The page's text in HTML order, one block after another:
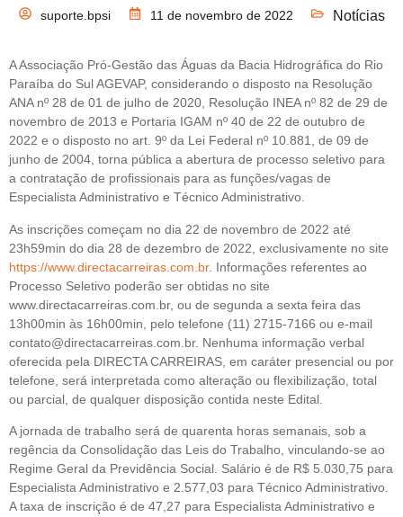
suporte.bpsi 11 de novembro de 2022 Notícias
A Associação Pró-Gestão das Águas da Bacia Hidrográfica do Rio
Paraíba do Sul AGEVAP, considerando o disposto na Resolução
ANA nº 28 de 01 de julho de 2020, Resolução INEA nº 82 de 29 de
novembro de 2013 e Portaria IGAM nº 40 de 22 de outubro de
2022 e o disposto no art. 9º da Lei Federal nº 10.881, de 09 de
junho de 2004, torna pública a abertura de processo seletivo para
a contratação de profissionais para as funções/vagas de
Especialista Administrativo e Técnico Administrativo.
As inscrições começam no dia 22 de novembro de 2022 até
23h59min do dia 28 de dezembro de 2022, exclusivamente no site
https://www.directacarreiras.com.br. Informações referentes ao
Processo Seletivo poderão ser obtidas no site
www.directacarreiras.com.br, ou de segunda a sexta feira das
13h00min às 16h00min, pelo telefone (11) 2715-7166 ou e-mail
contato@directacarreiras.com.br. Nenhuma informação verbal
oferecida pela DIRECTA CARREIRAS, em caráter presencial ou por
telefone, será interpretada como alteração ou flexibilização, total
ou parcial, de qualquer disposição contida neste Edital.
A jornada de trabalho será de quarenta horas semanais, sob a
regência da Consolidação das Leis do Trabalho, vinculando-se ao
Regime Geral da Previdência Social. Salário é de R$ 5.030,75 para
Especialista Administrativo e 2.577,03 para Técnico Administrativo.
A taxa de inscrição é de 47,27 para Especialista Administrativo e